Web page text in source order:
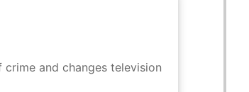
and changes television